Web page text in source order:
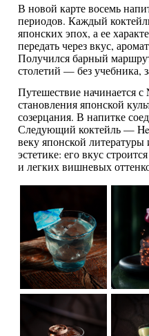
В новой карте восемь
периодов. Каждый
японских эпох, а ее
передать через вкус,
Получился барный
столетий — без учебника,
Путешествие начинается
становления японской
созерцания. В напитке
Следующий коктейль —
веку японской
эстетике: его вкус
и легких вишневых